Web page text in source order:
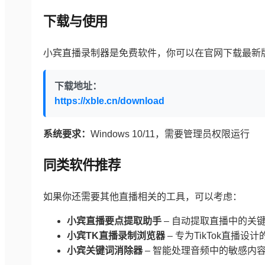
下载与使用
小宾直播录制器是免费软件，你可以在官网下载最新
下载地址：
https://xble.cn/download
系统要求：Windows 10/11，需要管理员权限运行
同类软件推荐
如果你还需要其他直播相关的工具，可以考虑：
小宾直播要点提取助手 – 自动提取直播中的关
小宾TK直播录制浏览器– 专为TikTok直播设计
小宾关键词消除器– 智能处理音频中的敏感内